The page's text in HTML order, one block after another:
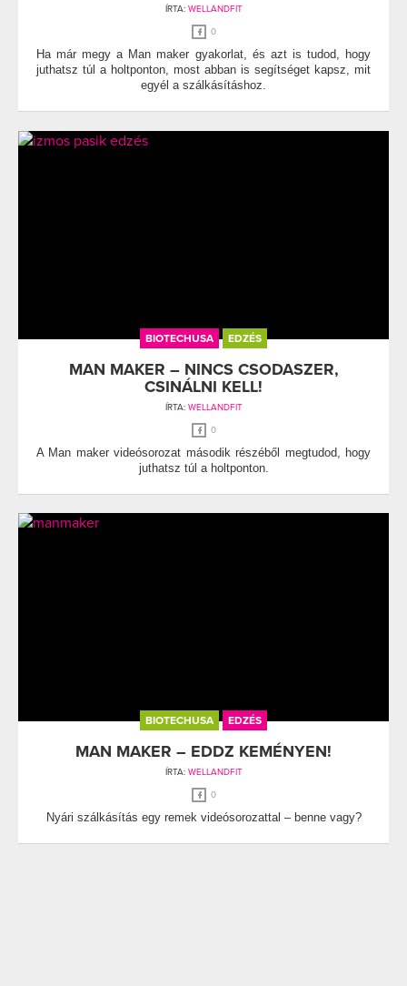
ÍRTA: WELLANDFIT
0
Ha már megy a Man maker gyakorlat, és azt is tudod, hogy
juthatsz túl a holtponton, most abban is segítséget kapsz, mit
egyél a szálkásításhoz.
BIOTECHUSA EDZÉS
MAN MAKER – NINCS CSODASZER,
CSINÁLNI KELL!
ÍRTA: WELLANDFIT
0
A Man maker videósorozat második részéből megtudod, hogy
juthatsz túl a holtponton.
BIOTECHUSA EDZÉS
MAN MAKER – EDDZ KEMÉNYEN!
ÍRTA: WELLANDFIT
0
Nyári szálkásítás egy remek videósorozattal – benne vagy?